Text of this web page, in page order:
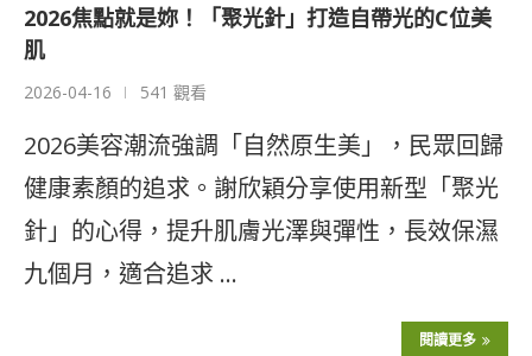
2026焦點就是妳！「聚光針」打造自帶光的C位美
肌
2026-04-16 541 觀看
2026美容潮流強調「自然原生美」，民眾回歸
健康素顏的追求。謝欣穎分享使用新型「聚光
針」的心得，提升肌膚光澤與彈性，長效保濕
九個月，適合追求 …
閱讀更多